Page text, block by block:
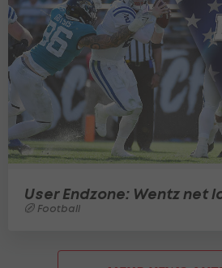
User Endzone: Wentz net
Football